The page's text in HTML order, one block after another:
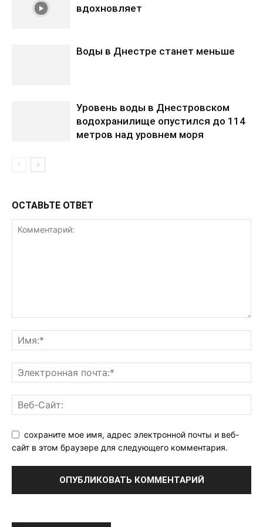
вдохновляет
Воды в Днестре станет меньше
Уровень воды в Днестровском
водохранилище опустился до 114
метров над уровнем моря
ОСТАВЬТЕ ОТВЕТ
сохраните мое имя, адрес электронной почты и веб-
сайт в этом браузере для следующего комментария.